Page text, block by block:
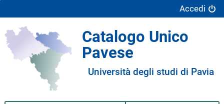
Accedi
Catalogo Unico
Pavese
Università degli studi di Pavia